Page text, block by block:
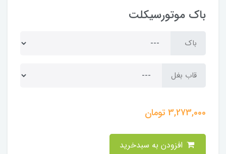
باک موتورسیکلت
باک
قاب بغل
3,273,000تومان